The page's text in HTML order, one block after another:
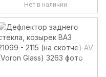
Нет в наличии